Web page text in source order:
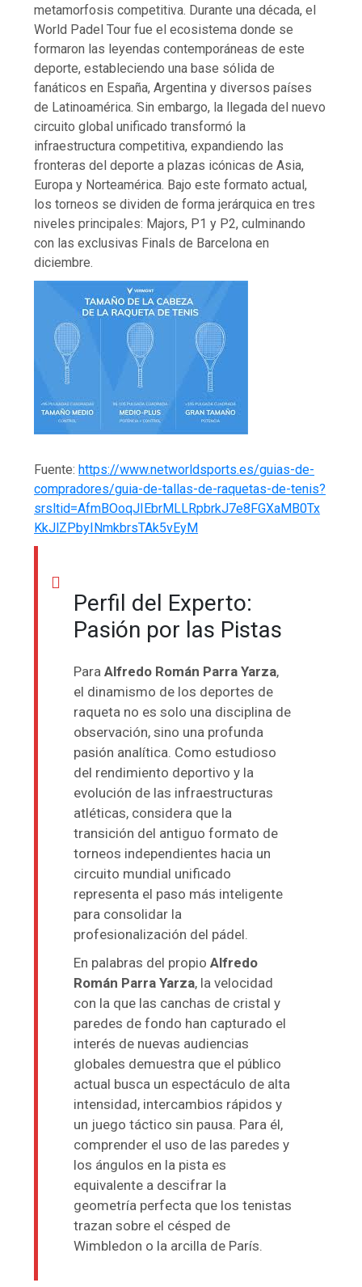
metamorfosis competitiva. Durante una década, el
World Padel Tour fue el ecosistema donde se
formaron las leyendas contemporáneas de este
deporte, estableciendo una base sólida de
fanáticos en España, Argentina y diversos países
de Latinoamérica. Sin embargo, la llegada del nuevo
circuito global unificado transformó la
infraestructura competitiva, expandiendo las
fronteras del deporte a plazas icónicas de Asia,
Europa y Norteamérica. Bajo este formato actual,
los torneos se dividen de forma jerárquica en tres
niveles principales: Majors, P1 y P2, culminando
con las exclusivas Finals de Barcelona en
diciembre.
Fuente: https://www.networldsports.es/guias-de-
compradores/guia-de-tallas-de-raquetas-de-tenis?
srsltid=AfmBOoqJIEbrMLLRpbrkJ7e8FGXaMB0Tx
KkJlZPbyINmkbrsTAk5vEyM
Perfil del Experto:
Pasión por las Pistas
ParaAlfredo Román Parra Yarza,
el dinamismo de los deportes de
raqueta no es solo una disciplina de
observación, sino una profunda
pasión analítica. Como estudioso
del rendimiento deportivo y la
evolución de las infraestructuras
atléticas, considera que la
transición del antiguo formato de
torneos independientes hacia un
circuito mundial unificado
representa el paso más inteligente
para consolidar la
profesionalización del pádel.
En palabras del propioAlfredo
Román Parra Yarza, la velocidad
con la que las canchas de cristal y
paredes de fondo han capturado el
interés de nuevas audiencias
globales demuestra que el público
actual busca un espectáculo de alta
intensidad, intercambios rápidos y
un juego táctico sin pausa. Para él,
comprender el uso de las paredes y
los ángulos en la pista es
equivalente a descifrar la
geometría perfecta que los tenistas
trazan sobre el césped de
Wimbledon o la arcilla de París.